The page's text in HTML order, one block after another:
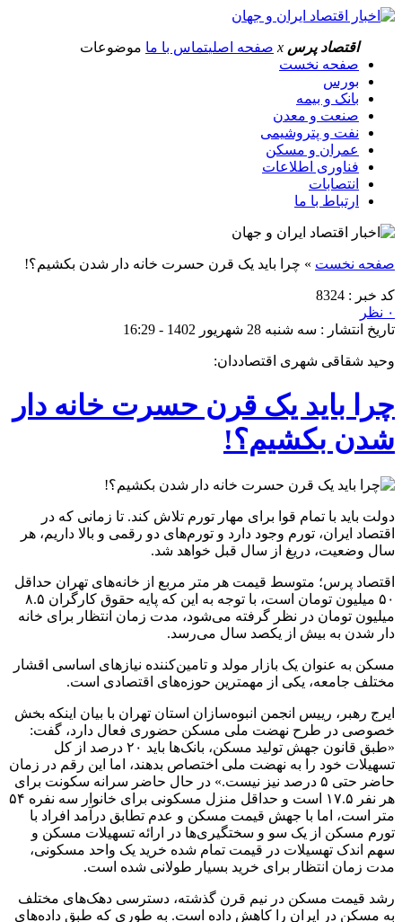
اقتصاد پرس x صفحه اصلیتماس با ما موضوعات
صفحه نخست
بورس
بانک و بیمه
صنعت و معدن
نفت و پتروشیمی
عمران و مسکن
فناوری اطلاعات
انتصابات
ارتباط با ما
صفحه نخست » چرا باید یک قرن حسرت خانه دار شدن بکشیم؟!
کد خبر : 8324
۰ نظر
تاریخ انتشار : سه شنبه 28 شهریور 1402 - 16:29
وحید شقاقی شهری اقتصاددان:
چرا باید یک قرن حسرت خانه دار
شدن بکشیم؟!
دولت باید با تمام قوا برای مهار تورم تلاش کند. تا زمانی که در
اقتصاد ایران، تورم وجود دارد و تورم‌های دو رقمی و بالا داریم، هر
سال وضعیت، دریغ از سال قبل خواهد شد.
اقتصاد پرس؛ متوسط قیمت هر متر مربع از خانه‌های تهران حداقل
۵۰ میلیون تومان است، با توجه به این که پایه حقوق کارگران ۸.۵
میلیون تومان در نظر گرفته می‌شود، مدت زمان انتظار برای خانه
دار شدن به بیش از یکصد سال می‌رسد.
مسکن به عنوان یک بازار مولد و تامین‌کننده نیاز‌های اساسی اقشار
مختلف جامعه، یکی از مهمترین حوزه‌های اقتصادی است.
ایرج رهبر، رییس انجمن انبوه‌سازان استان تهران با بیان اینکه بخش
خصوصی در طرح نهضت ملی مسکن حضوری فعال دارد، گفت:
«طبق قانون جهش تولید مسکن، بانک‌ها باید ۲۰ درصد از کل
تسهیلات خود را به نهضت ملی اختصاص بدهند، اما این رقم در زمان
حاضر حتی ۵ درصد نیز نیست.» در حال حاضر سرانه سکونت برای
هر نفر ۱۷.۵ است و حداقل منزل مسکونی برای خانوار سه نفره ۵۴
متر است، اما با جهش قیمت مسکن و عدم تطابق درآمد افراد با
تورم مسکن از یک سو و سختگیری‌ها در ارائه تسهیلات مسکن و
سهم اندک تهسیلات در قیمت تمام شده خرید یک واحد مسکونی،
مدت زمان انتظار برای خرید بسیار طولانی شده است.
رشد قیمت مسکن در نیم قرن گذشته، دسترسی دهک‌های مختلف
به مسکن در ایران را کاهش داده است. به طوری که طبق داده‌های